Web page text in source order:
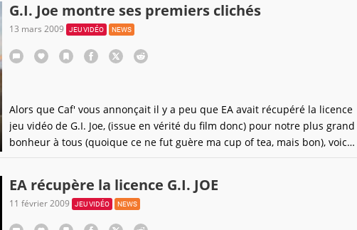
G.I. Joe montre ses premiers clichés
13 mars 2009 JEU VIDÉO NEWS
Alors que Caf' vous annonçait il y a peu que EA avait récupéré la licence
jeu vidéo de G.I. Joe, (issue en vérité du film donc) pour notre plus grand
bonheur à tous (quoique ce ne fut guère ma cup of tea, mais bon), voici
que nous tombe tout cuit dans notre bec, les premiers clichés de l'opus
EA récupère la licence G.I. JOE
11 février 2009 JEU VIDÉO NEWS